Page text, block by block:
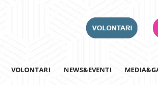
VOLONTARI NEWS&EVENTI